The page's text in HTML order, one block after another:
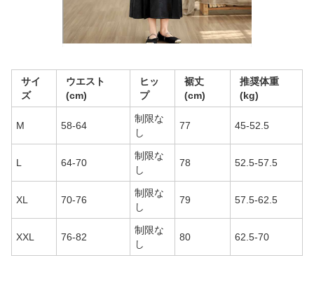
サイ
ズ
ウエスト
(cm)
ヒッ
プ
裾丈
(cm)
推奨体重
(kg)
M 58-64
制限な
し
77 45-52.5
L 64-70
制限な
し
78 52.5-57.5
XL 70-76
制限な
し
79 57.5-62.5
XXL 76-82
制限な
し
80 62.5-70